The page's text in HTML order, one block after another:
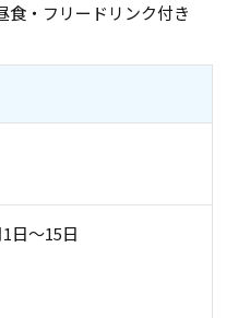
食・フリードリンク付き
1日～15日